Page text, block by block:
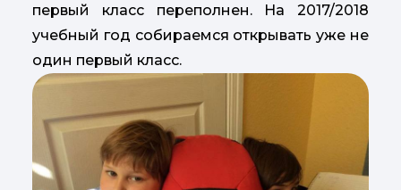
первый класс переполнен. На 2017/2018
учебный год собираемся открывать уже не
один первый класс.